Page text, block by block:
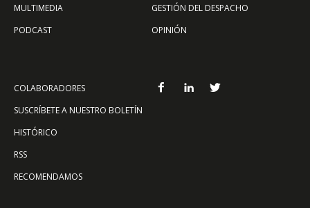
MULTIMEDIA
PODCAST
GESTIÓN DEL DESPACHO
OPINIÓN
COLABORADORES
SUSCRÍBETE A NUESTRO BOLETÍN
HISTÓRICO
RSS
RECOMENDAMOS